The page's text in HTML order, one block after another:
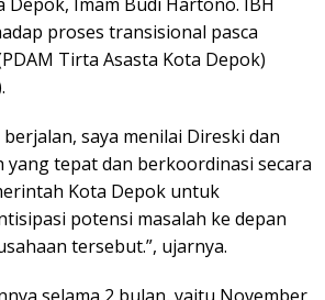
proses transisional pasca
Tirta Asasta Kota Depok)
saya menilai Direski dan
tepat dan berkoordinasi secara
Kota Depok untuk
potensi masalah ke depan
tersebut.”, ujarnya.